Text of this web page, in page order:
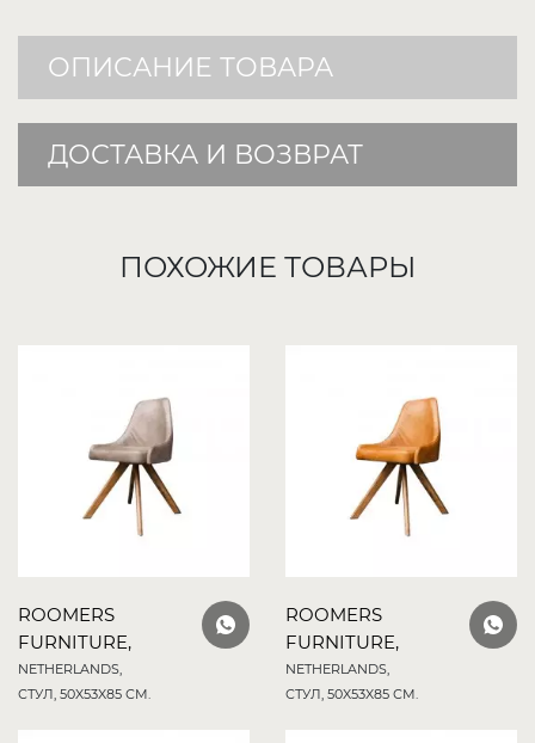
ОПИСАНИЕ ТОВАРА
ДОСТАВКА И ВОЗВРАТ
ПОХОЖИЕ ТОВАРЫ
ROOMERS
FURNITURE,
NETHERLANDS,
СТУЛ, 50X53X85 СМ.
ROOMERS
FURNITURE,
NETHERLANDS,
СТУЛ, 50X53X85 СМ.